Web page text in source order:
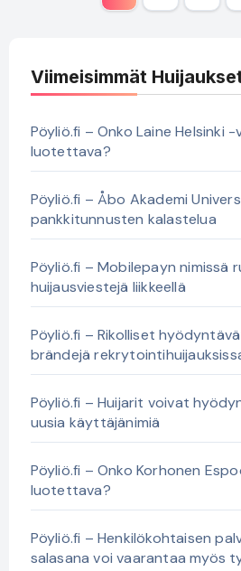
Viimeisimmät
Pöyliö.fi – Onko Laine Helsinki
luotettava?
Pöyliö.fi – Åbo Akademi
pankkitunnusten kalastelua
Pöyliö.fi – Mobilepayn nimissä
huijausviestejä liikkeellä
Pöyliö.fi – Rikolliset
brändejä
Pöyliö.fi – Huijarit voivat
uusia käyttäjänimiä
Pöyliö.fi – Onko Korhonen
luotettava?
Pöyliö.fi – Henkilökohtaisen
salasana voi vaarantaa myös